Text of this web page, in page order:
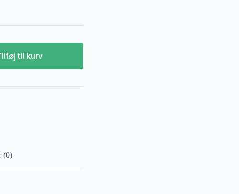
til kurv
(0)